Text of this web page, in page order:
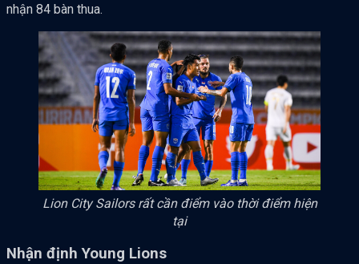
nhận 84 bàn thua.
Lion City Sailors rất cần điểm vào thời điểm hiện
tại
Nhận định Young Lions